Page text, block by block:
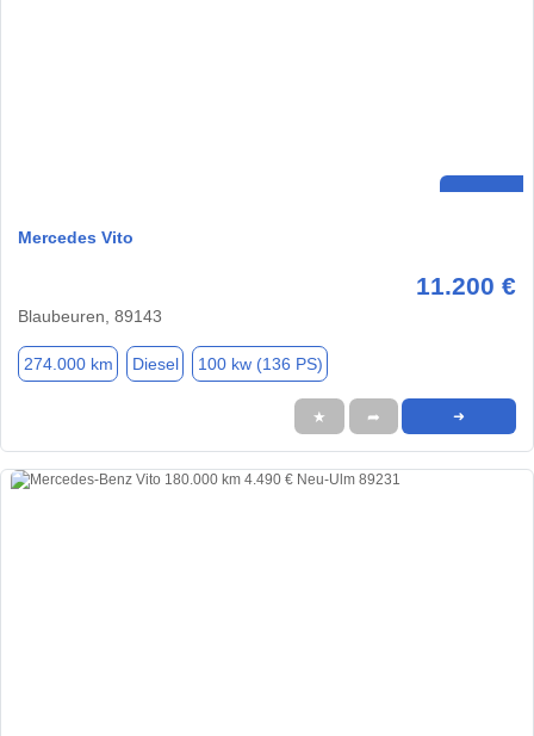
Mercedes Vito
11.200 €
Blaubeuren, 89143
274.000 km Diesel 100 kw (136 PS)
★ ➦ ➜